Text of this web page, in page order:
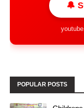
🔔
POPULAR POSTS